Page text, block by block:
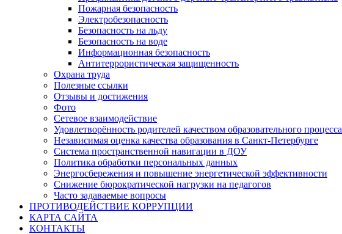
Пожарная безопасность
Электробезопасность
Безопасность на льду
Безопасность на воде
Информационная безопасность
Антитеррористическая защищенность
Охрана труда
Полезные ссылки
Отзывы и достижения
Фото
Сетевое взаимодействие
Удовлетворённость родителей качеством образовательного процесса
Независимая оценка качества образования в Санкт-Петербурге
Система пространственной навигации в ДОУ
Политика обработки персональных данных
Энергосбережения и повышение энергетической эффективности
Снижение бюрократической нагрузки на педагогов
Часто задаваемые вопросы
ПРОТИВОДЕЙСТВИЕ КОРРУПЦИИ
КАРТА САЙТА
КОНТАКТЫ